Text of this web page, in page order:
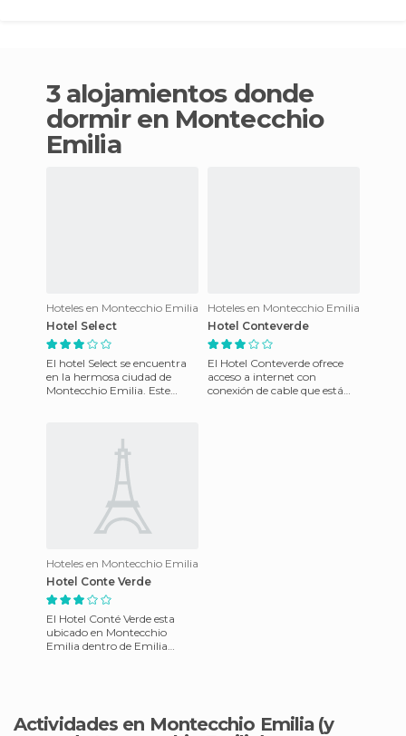
3 alojamientos donde
dormir en Montecchio
Emilia
Hoteles en Montecchio Emilia
Hotel Select
El hotel Select se encuentra
en la hermosa ciudad de
Montecchio Emilia. Este
Hoteles en Montecchio Emilia
Hotel Conteverde
El Hotel Conteverde ofrece
acceso a internet con
conexión de cable que está
Hoteles en Montecchio Emilia
Hotel Conte Verde
El Hotel Conté Verde esta
ubicado en Montecchio
Emilia dentro de Emilia
Actividades en Montecchio Emilia (y